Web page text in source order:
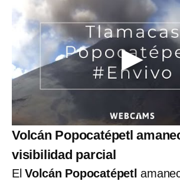
Volcán Popocatépetl
visibilidad parcial
El Volcán Popocatépetl